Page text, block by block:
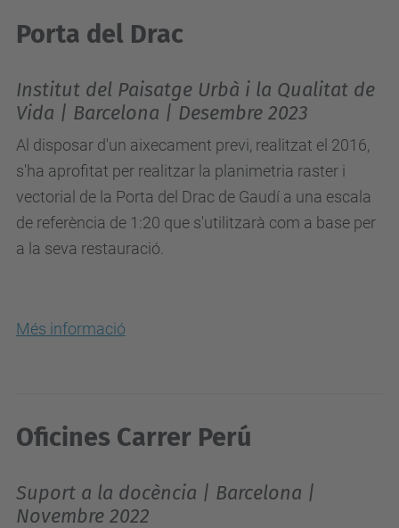
Porta del Drac
Institut del Paisatge Urbà i la Qualitat de
Vida | Barcelona | Desembre 2023
Al disposar d'un aixecament previ, realitzat el 2016,
s'ha aprofitat per realitzar la planimetria raster i
vectorial de la Porta del Drac de Gaudí a una escala
de referència de 1:20 que s'utilitzarà com a base per
a la seva restauració.
Més informació
Oficines Carrer Perú
Suport a la docència | Barcelona |
Novembre 2022